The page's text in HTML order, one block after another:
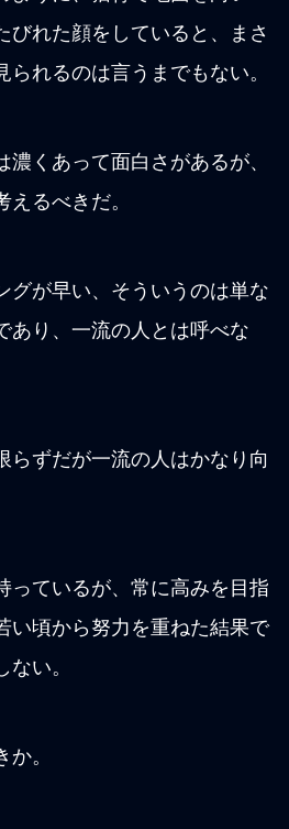
びれた顔をしていると、まさ
れるのは言うまでもない。
くあって面白さがあるが、
るべきだ。
グが早い、そういうのは単な
あり、一流の人とは呼べな
らずだが一流の人はかなり向
っているが、常に高みを目指
い頃から努力を重ねた結果で
い。
。